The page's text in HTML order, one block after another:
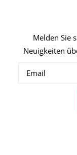
Melden Sie
Neuigkeiten